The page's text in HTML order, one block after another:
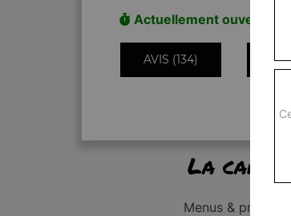
Actuellement ouvert
AVIS (134)
La carte
Menus & promos